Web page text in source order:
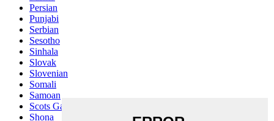
Persian
Punjabi
Serbian
Sesotho
Sinhala
Slovak
Slovenian
Somali
Samoan
Scots Gaelic
Shona